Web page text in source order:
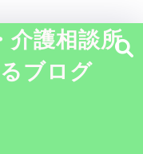
介護相談所
ブログ